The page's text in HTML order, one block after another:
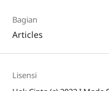
Bagian
Articles
Lisensi